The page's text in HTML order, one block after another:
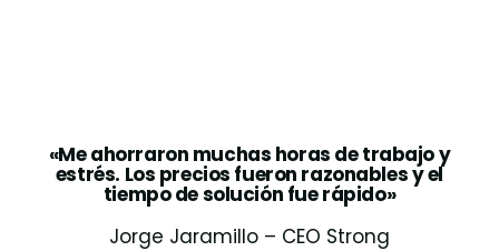
«Me ahorraron muchas horas de trabajo y
estrés. Los precios fueron razonables y el
tiempo de solución fue rápido»
Jorge Jaramillo – CEO Strong